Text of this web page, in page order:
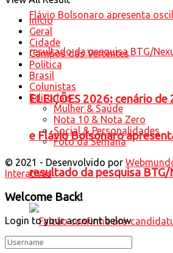
ELEIÇÕES 2026: cenário
e Flávio Bolsonaro
resultado da pesquisa BTG/
Início
Geral
Cidade
Campos das Vertentes
Política
Brasil
Colunistas
Editoriais
Mulher & Saúde
Nota 10 & Nota Zero
Social & Personalidades
Foto da Semana
© 2021 - Desenvolvido por
Interativas
Welcome Back!
Login to your account below